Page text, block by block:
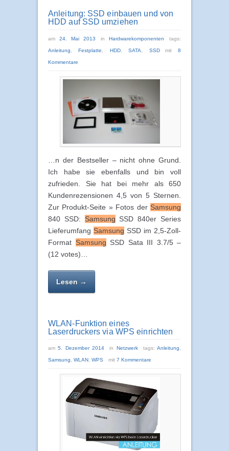
Anleitung: SSD einbauen und von
HDD auf SSD umziehen
am 24. Mai 2013 in Hardwarekomponenten tags:
Anleitung ,Festplatte HDD,SATA SSD mit8
Kommentare
…n der Bestseller – nicht ohne Grund.
Ich habe sie ebenfalls und bin voll
zufrieden. Sie hat bei mehr als 650
Kundenrezensionen 4,5 von 5 Sternen.
Zur Produkt-Seite » Fotos der Samsung
840 SSD: Samsung SSD 840er Series
Lieferumfang Samsung SSD im 2,5-Zoll-
Format Samsung SSD Sata III 3.7/5 –
(12 votes)…
Lesen →
WLAN-Funktion eines
Laserdruckers via WPS einrichten
am5. Dezember 2014 in Netzwerk tags:Anleitung,
Samsung, WLAN, WPS mit 7 Kommentare